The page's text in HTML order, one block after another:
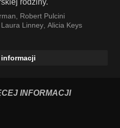
rodziny.
, Robert Pulcini
Laura Linney, Alicia Keys
INFORMACJI